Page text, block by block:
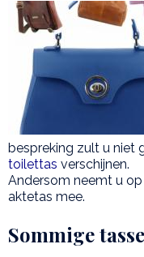
bespreking zult u niet
toilettas verschijnen.
Andersom neemt u
aktetas mee.
Sommige
HEREN